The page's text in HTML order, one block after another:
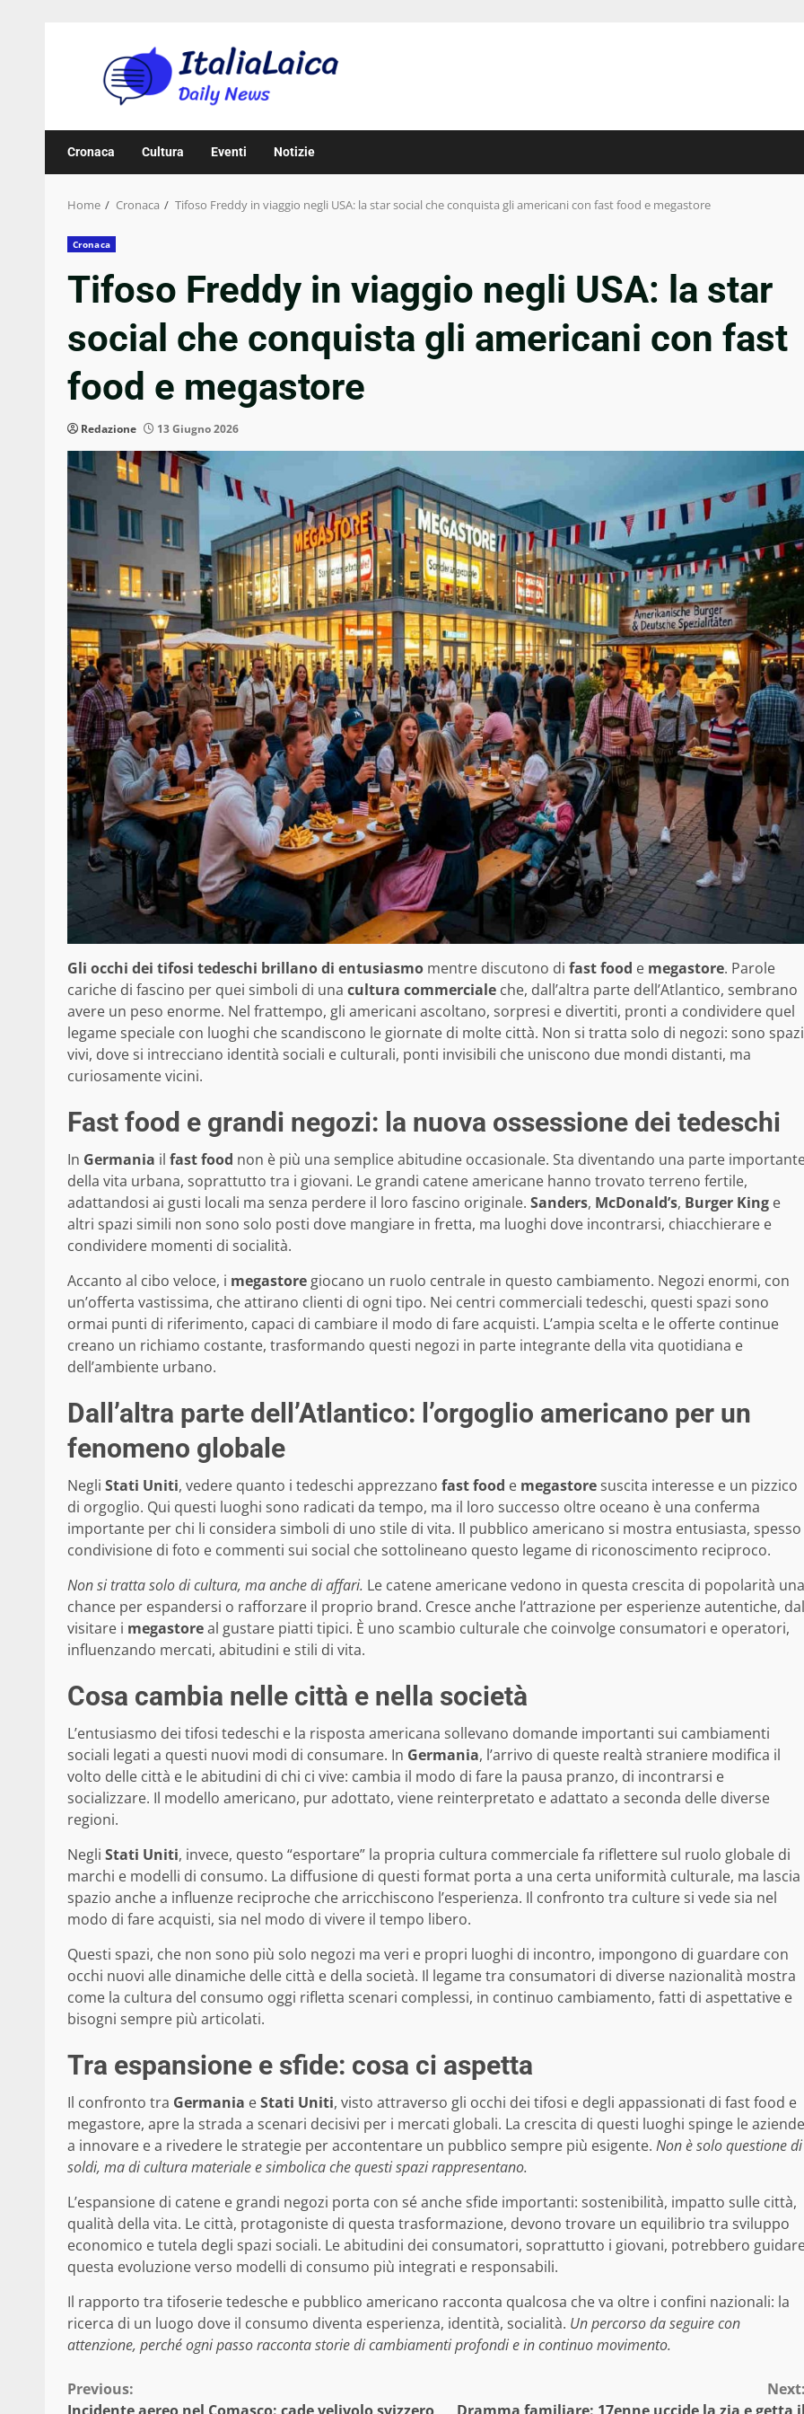
Cronaca Cultura Eventi Notizie
Home Cronaca Tifoso Freddy in viaggio negli USA: la star social che conquista gli americani con fast food e megastore
Cronaca
Tifoso Freddy in viaggio negli USA: la star
social che conquista gli americani con fast
food e megastore
Redazione 13 Giugno 2026
Gli occhi dei tifosi tedeschi brillano di entusiasmo mentre discutono di fast food e megastore. Parole
cariche di fascino per quei simboli di una cultura commerciale che, dall’altra parte dell’Atlantico, sembrano
avere un peso enorme. Nel frattempo, gli americani ascoltano, sorpresi e divertiti, pronti a condividere quel
legame speciale con luoghi che scandiscono le giornate di molte città. Non si tratta solo di negozi: sono spazi
vivi, dove si intrecciano identità sociali e culturali, ponti invisibili che uniscono due mondi distanti, ma
curiosamente vicini.
Fast food e grandi negozi: la nuova ossessione dei tedeschi
In Germania il fast food non è più una semplice abitudine occasionale. Sta diventando una parte
della vita urbana, soprattutto tra i giovani. Le grandi catene americane hanno trovato terreno fertile,
adattandosi ai gusti locali ma senza perdere il loro fascino originale. Sanders, McDonald’s, Burger King e
altri spazi simili non sono solo posti dove mangiare in fretta, ma luoghi dove incontrarsi, chiacchierare e
condividere momenti di socialità.
Accanto al cibo veloce, i megastore giocano un ruolo centrale in questo cambiamento. Negozi enormi, con
un’offerta vastissima, che attirano clienti di ogni tipo. Nei centri commerciali tedeschi, questi spazi sono
ormai punti di riferimento, capaci di cambiare il modo di fare acquisti. L’ampia scelta e le offerte continue
creano un richiamo costante, trasformando questi negozi in parte integrante della vita quotidiana e
dell’ambiente urbano.
Dall’altra parte dell’Atlantico: l’orgoglio americano per un
fenomeno globale
Negli Stati Uniti, vedere quanto i tedeschi apprezzano fast food e megastoresuscita interesse e un pizzico
di orgoglio. Qui questi luoghi sono radicati da tempo, ma il loro successo oltre oceano è una conferma
importante per chi li considera simboli di uno stile di vita. Il pubblico americano si mostra entusiasta, spesso
condivisione di foto e commenti sui social che sottolineano questo legame di riconoscimento reciproco.
Non si tratta solo di cultura, ma anche di affari. Le catene americane vedono in questa crescita di popolarità una
chance per espandersi o rafforzare il proprio brand. Cresce anche l’attrazione per esperienze autentiche, dal
visitare i megastoreal gustare piatti tipici. È uno scambio culturale che coinvolge consumatori e operatori,
influenzando mercati, abitudini e stili di vita.
Cosa cambia nelle città e nella società
L’entusiasmo dei tifosi tedeschi e la risposta americana sollevano domande importanti sui cambiamenti
sociali legati a questi nuovi modi di consumare. In Germania, l’arrivo di queste realtà straniere modifica il
volto delle città e le abitudini di chi ci vive: cambia il modo di fare la pausa pranzo, di incontrarsi e
socializzare. Il modello americano, pur adottato, viene reinterpretato e adattato a seconda delle diverse
regioni.
Negli Stati Uniti, invece, questo “esportare” la propria cultura commerciale fa riflettere sul ruolo globale di
marchi e modelli di consumo. La diffusione di questi format porta a una certa uniformità culturale, ma lascia
spazio anche a influenze reciproche che arricchiscono l’esperienza. Il confronto tra culture si vede sia nel
modo di fare acquisti, sia nel modo di vivere il tempo libero.
Questi spazi, che non sono più solo negozi ma veri e propri luoghi di incontro, impongono di guardare con
occhi nuovi alle dinamiche delle città e della società. Il legame tra consumatori di diverse nazionalità mostra
come la cultura del consumo oggi rifletta scenari complessi, in continuo cambiamento, fatti di aspettative e
bisogni sempre più articolati.
Tra espansione e sfide: cosa ci aspetta
Il confronto tra Germania eStati Uniti, visto attraverso gli occhi dei tifosi e degli appassionati di fast food e
megastore, apre la strada a scenari decisivi per i mercati globali. La crescita di questi luoghi spinge le aziende
a innovare e a rivedere le strategie per accontentare un pubblico sempre più esigente. Non è solo questione di
soldi, ma di cultura materiale e simbolica che questi spazi rappresentano.
L’espansione di catene e grandi negozi porta con sé anche sfide importanti: sostenibilità, impatto sulle città,
qualità della vita. Le città, protagoniste di questa trasformazione, devono trovare un equilibrio tra sviluppo
economico e tutela degli spazi sociali. Le abitudini dei consumatori, soprattutto i giovani, potrebbero
questa evoluzione verso modelli di consumo più integrati e responsabili.
Il rapporto tra tifoserie tedesche e pubblico americano racconta qualcosa che va oltre i confini nazionali: la
ricerca di un luogo dove il consumo diventa esperienza, identità, socialità. Un percorso da seguire con
attenzione, perché ogni passo racconta storie di cambiamenti profondi e in continuo movimento.
Continue
Previous: